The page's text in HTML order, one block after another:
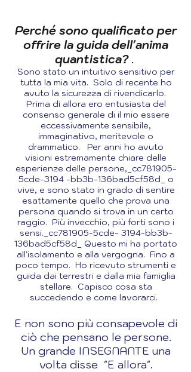
Perché sono qualificato per
offrire la guida dell'anima
quantistica? .
Sono stato un intuitivo sensitivo per
tutta la mia vita. Solo di recente ho
avuto la sicurezza di rivendicarlo.
Prima di allora ero entusiasta del
consenso generale di il mio essere
eccessivamente sensibile,
immaginativo, meritevole o
drammatico. Per anni ho avuto
visioni estremamente chiare delle
esperienze delle persone,_cc781905-
5cde-3194 -bb3b-136bad5cf58d_ o
vive, e sono stato in grado di sentire
esattamente quello che prova una
persona quando si trova in un certo
raggio. Più invecchio, più forti sono i
sensi._cc781905-5cde- 3194-bb3b-
136bad5cf58d_ Questo mi ha portato
all'isolamento e alla vergogna. Fino a
poco tempo. Ho ricevuto strumenti e
guida dai terrestri e dalla mia famiglia
stellare. Capisco cosa sta
succedendo e come lavorarci.
E non sono più consapevole di
ciò che pensano le persone.
Un grande INSEGNANTE una
volta disse "E allora".